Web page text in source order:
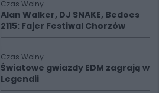
Czas Wolny
Alan Walker, DJ SNAKE, Bedoes
2115: Fajer Festiwal Chorzów
Czas Wolny
Światowe gwiazdy EDM zagrają w
Legendii